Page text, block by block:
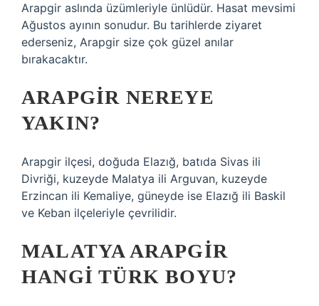
Arapgir aslında üzümleriyle ünlüdür. Hasat mevsimi
Ağustos ayının sonudur. Bu tarihlerde ziyaret
ederseniz, Arapgir size çok güzel anılar
bırakacaktır.
ARAPGIR NEREYE
YAKIN?
Arapgir ilçesi, doğuda Elazığ, batıda Sivas ili
Divriği, kuzeyde Malatya ili Arguvan, kuzeyde
Erzincan ili Kemaliye, güneyde ise Elazığ ili Baskil
ve Keban ilçeleriyle çevrilidir.
MALATYA ARAPGIR
HANGI TÜRK BOYU?